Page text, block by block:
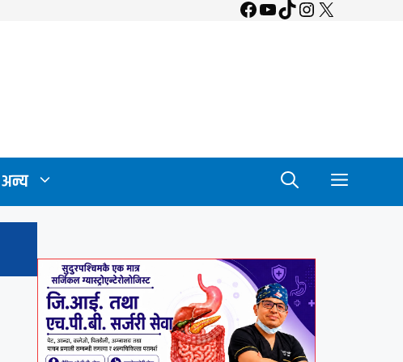
Facebook
YouTube
TikTok
Instagram
X
अन्य